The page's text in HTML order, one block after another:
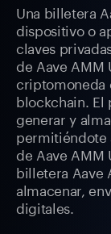
Una billetera
dispositivo o
claves
de Aave AMM
criptomoneda
blockchain.
generar y
permitiéndote
de Aave AMM
billetera Aave
almacenar,
digitales.